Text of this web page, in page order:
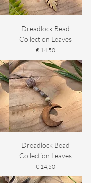
Dreadlock Bead
Collection Leaves
Prijs
€ 14,50
Dreadlock Bead
Collection Leaves
Prijs
€ 14,50